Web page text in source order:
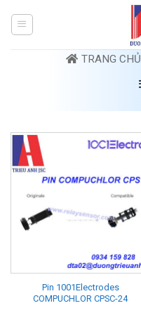
TRANG CHỦ
Pin 1001Electrodes
COMPUCHLOR CPSC-24